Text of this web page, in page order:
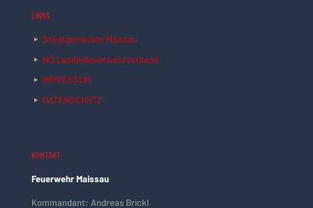
LINKS
Stadtgemeinde Maissau
NÖ Landesfeuerwehrverband
IMPRESSUM
DATENSCHUTZ
KONTAKT
Feuerwehr Maissau
Kommandant: Andreas Brickl